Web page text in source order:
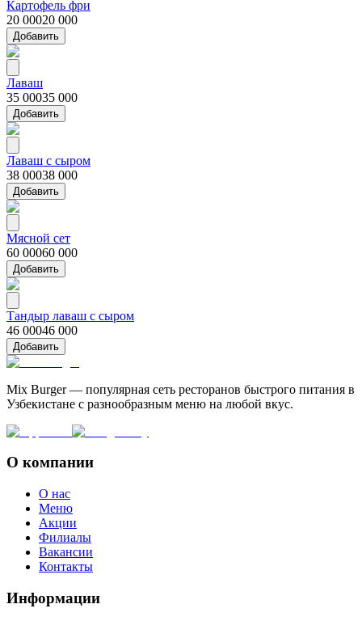
Картофель фри
20 00020 000
Добавить
Лаваш
35 00035 000
Добавить
Лаваш с сыром
38 00038 000
Добавить
Мясной сет
60 00060 000
Добавить
Тандыр лаваш с сыром
46 00046 000
Добавить
Mix Burger — популярная сеть ресторанов быстрого питания в
Узбекистане с разнообразным меню на любой вкус.
О компании
О нас
Меню
Акции
Филиалы
Вакансии
Контакты
Информации